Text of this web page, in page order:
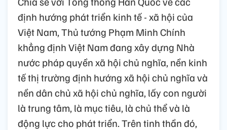
định hướng phát triển kinh tế - xã hội của
Việt Nam, Thủ tướng Phạm Minh Chính
khẳng định Việt Nam đang xây dựng Nhà
nước pháp quyền xã hội chủ nghĩa, nền kinh
tế thị trường định hướng xã hội chủ nghĩa và
nền dân chủ xã hội chủ nghĩa, lấy con người
là trung tâm, là mục tiêu, là chủ thể và là
động lực cho phát triển. Trên tinh thần đó,